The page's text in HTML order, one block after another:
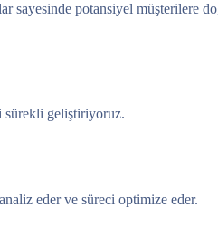
sayesinde potansiyel müşterilere
sürekli geliştiriyoruz.
eder ve süreci optimize eder.